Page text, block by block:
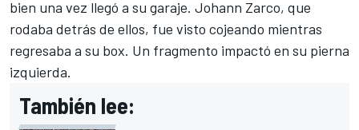
bien una vez llegó a su garaje. Johann Zarco, que
rodaba detrás de ellos, fue visto cojeando mientras
regresaba a su box. Un fragmento impactó en su pierna
izquierda.
También lee: